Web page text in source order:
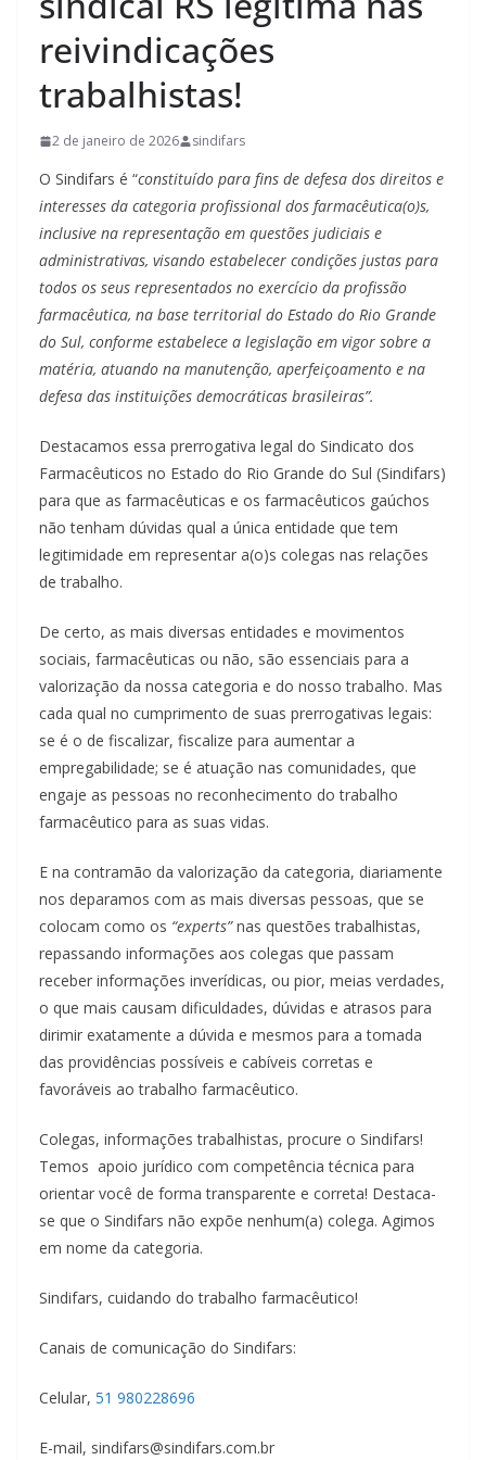
reivindicações
trabalhistas!
2 de janeiro de 2026 sindifars
O Sindifars é “constituído para fins de defesa dos direitos e
interesses da categoria profissional dos farmacêutica(o)s,
inclusive na representação em questões judiciais e
administrativas, visando estabelecer condições justas para
todos os seus representados no exercício da profissão
farmacêutica, na base territorial do Estado do Rio Grande
do Sul, conforme estabelece a legislação em vigor sobre a
matéria, atuando na manutenção, aperfeiçoamento e na
defesa das instituições democráticas brasileiras”.
Destacamos essa prerrogativa legal do Sindicato dos
Farmacêuticos no Estado do Rio Grande do Sul (Sindifars)
para que as farmacêuticas e os farmacêuticos gaúchos
não tenham dúvidas qual a única entidade que tem
legitimidade em representar a(o)s colegas nas relações
de trabalho.
De certo, as mais diversas entidades e movimentos
sociais, farmacêuticas ou não, são essenciais para a
valorização da nossa categoria e do nosso trabalho. Mas
cada qual no cumprimento de suas prerrogativas legais:
se é o de fiscalizar, fiscalize para aumentar a
empregabilidade; se é atuação nas comunidades, que
engaje as pessoas no reconhecimento do trabalho
farmacêutico para as suas vidas.
E na contramão da valorização da categoria, diariamente
nos deparamos com as mais diversas pessoas, que se
colocam como os “experts”nas questões trabalhistas,
repassando informações aos colegas que passam
receber informações inverídicas, ou pior, meias verdades,
o que mais causam dificuldades, dúvidas e atrasos para
dirimir exatamente a dúvida e mesmos para a tomada
das providências possíveis e cabíveis corretas e
favoráveis ao trabalho farmacêutico.
Colegas, informações trabalhistas, procure o Sindifars!
Temos apoio jurídico com competência técnica para
orientar você de forma transparente e correta! Destaca-
se que o Sindifars não expõe nenhum(a) colega. Agimos
em nome da categoria.
Sindifars, cuidando do trabalho farmacêutico!
Canais de comunicação do Sindifars:
Celular, 51 980228696
E-mail, sindifars@sindifars.com.br